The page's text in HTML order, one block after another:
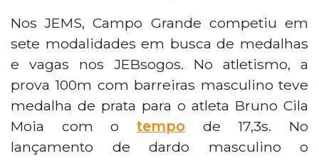
Nos JEMS, Campo Grande competiu em
sete modalidades em busca de medalhas
e vagas nos JEBsogos. No atletismo, a
prova 100m com barreiras masculino teve
medalha de prata para o atleta Bruno Cila
Moia com o tempo de 17,3s. No
lançamento de dardo masculino o